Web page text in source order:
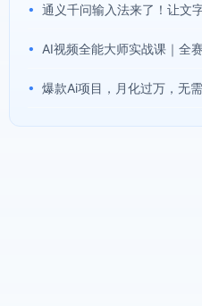
•
•
•